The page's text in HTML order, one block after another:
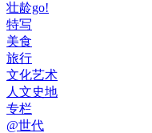
壮龄go!
特写
美食
旅行
文化艺术
人文史地
专栏
@世代